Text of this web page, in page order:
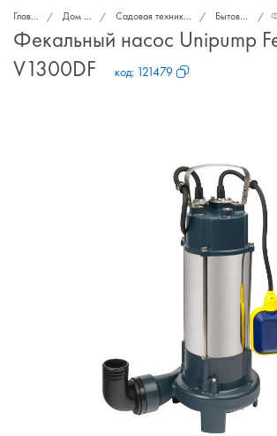
Главная Дом и сад Садовая техника и инструменты Бытовые насосы
Фекальный насос Unipump
V1300DF
код: 121479